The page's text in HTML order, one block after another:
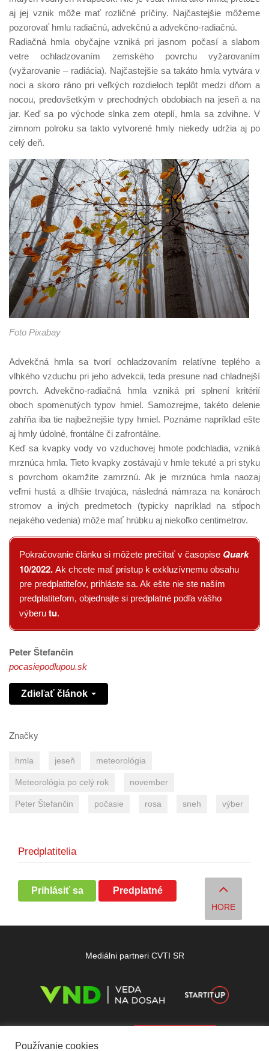
aj jej vznik môže mať rozličné príčiny. Najčastejšie môžeme
pozorovať hmlu radiačnú, advekčnú a advekčno-radiačnú.
Radiačná hmla obyčajne vzniká pri jasnom počasí a slabom
vetre ochladzovaním zemského povrchu vyžarovaním
(vyžarovanie – radiácia). Najčastejšie sa takáto hmla vytvára v
noci a skoro ráno pri veľkých rozdieloch teplôt medzi dňom a
nocou, predovšetkým v prechodných obdobiach na jeseň a na
jar. Keď sa po východe slnka zem oteplí, hmla sa zdvihne. V
zimnom polroku sa takto vytvorené hmly niekedy udržia aj po
celý deň.
Foto Pixabay
Advekčná hmla sa tvorí ochladzovaním relatívne teplého a
vlhkého vzduchu pri jeho advekcii, teda presune nad chladnejší
povrch. Advekčno-radiačná hmla vzniká pri splnení kritérií
oboch spomenutých typov hmiel. Samozrejme, takéto delenie
zahŕňa iba tie najbežnejšie typy hmiel. Poznáme napríklad ešte
aj hmly údolné, frontálne či zafrontálne.
Keď sa kvapky vody vo vzduchovej hmote podchladia, vzniká
mrznúca hmla. Tieto kvapky zostávajú v hmle tekuté a pri styku
s povrchom okamžite zamrznú. Ak je mrznúca hmla naozaj
veľmi hustá a dlhšie trvajúca, následná námraza na konároch
stromov a iných predmetoch (typicky napríklad na stĺpoch
nejakého vedenia) môže mať hrúbku aj niekoľko centimetrov.
Pokračovanie článku si môžete prečítať v časopise Quark
10/2022. Ak chcete mať prístup k exkluzívnemu obsahu
pre predplatiteľov, prihláste sa. Ak ešte nie ste naším
predplatiteľom, objednajte si predplatné podľa vášho
výberu tu.
Peter Štefančin
pocasiepodlupou.sk
Zdieľať článok
Značky
hmla jeseň meteorológia
Meteorológia po celý rok november
Peter Štefančin počasie rosa sneh výber
Predplatitelia
Prihlásiť sa Predplatné
HORE
Mediálni partneri CVTI SR
Používanie cookies